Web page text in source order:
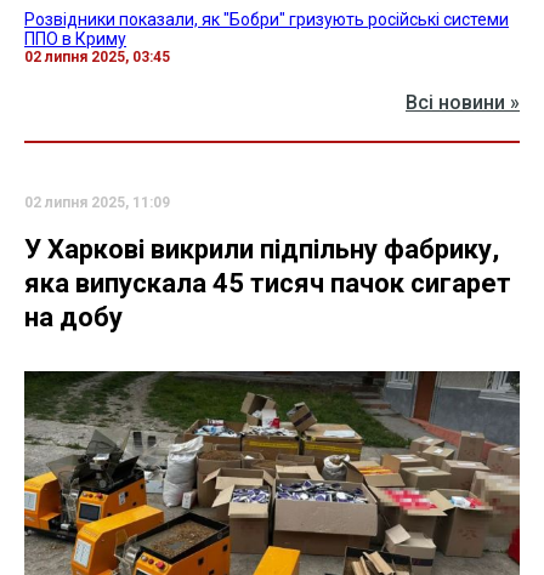
Розвідники показали, як "Бобри" гризують російські системи
ППО в Криму
02 липня 2025, 03:45
Всі новини »
02 липня 2025, 11:09
У Харкові викрили підпільну фабрику,
яка випускала 45 тисяч пачок сигарет
на добу